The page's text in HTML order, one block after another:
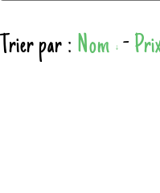
Trier par : Nom -